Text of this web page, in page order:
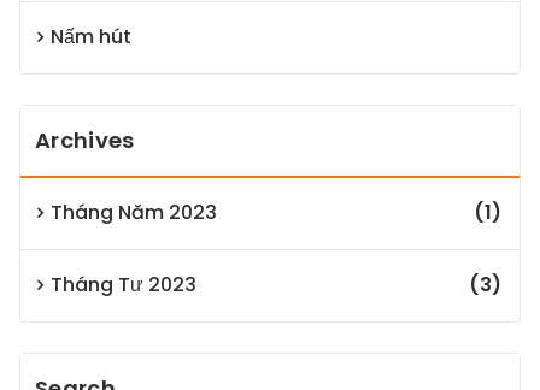
Nấm hút
Archives
Tháng Năm 2023 (1)
Tháng Tư 2023 (3)